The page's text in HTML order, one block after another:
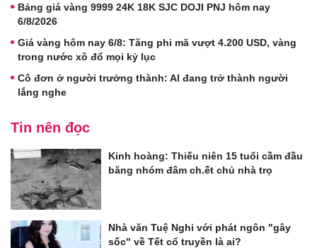
Bảng giá vàng 9999 24K 18K SJC DOJI PNJ hôm nay
6/8/2026
Giá vàng hôm nay 6/8: Tăng phi mã vượt 4.200 USD, vàng
trong nước xô đổ mọi kỷ lục
Cô đơn ở người trưởng thành: AI đang trở thành người
lắng nghe
Tin nên đọc
Kinh hoàng: Thiếu niên 15 tuổi cầm đầu
băng nhóm đâm ch.ết chủ nhà trọ
Nhà văn Tuệ Nghi với phát ngôn "gây
sốc" về Tết cổ truyền là ai?